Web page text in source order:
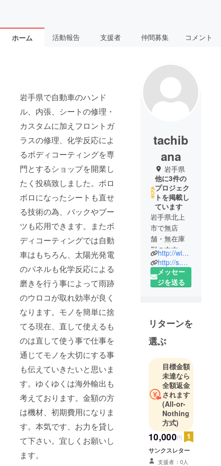
ホーム 活動報告 支援者 仲間募集 コメント
岩手県で自動車のハンド
ル、内張、シートの修理・
カスタムに加えフロントガ
ラスの修理、化学反応によ
るボディコーティングを専
門とするショップを開業し
たく投稿致しました。ボロ
ボロになったシートも直せ
る技術の為、バックやブー
ツも応用できます。またボ
ディコーティングでは自動
車はもちろん、太陽光発電
のパネルも化学反応による
磨きを行う事によって雨跡
のウロコが取れ効率が良く
なります。モノを簡単に捨
てる現在、直して使えるも
のは直して使う事で仕事を
通じてモノを大切にする事
も伝えていきたいと思いま
す。ゆくゆくは海外輸出も
考えております。金額の方
は機材、初期費用になりま
す。本気です、お力を貸し
て下さい。宜しくお願いし
ます。
tachib
ana
岩手県
他に3件の
プロジェク
トを掲載し
ています
岩手県北上
市で無店
舗・無在庫
型の中古車
販売を営業
しておりま
す。33歳、
http://wing-base.jucshop.net/
http://s.ameblo.jp/touhokushinki/
メッセー
ジを送る
リターンを
選ぶ
目標金額
未達なら
全額返金
されます
(All-or-
Nothing
方式)
10,000円
サンクスレター
支援者：0人